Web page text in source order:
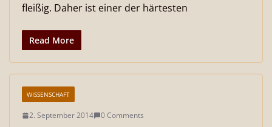
fleißig. Daher ist einer der härtesten
Read More
WISSENSCHAFT
2. September 2014 0 Comments